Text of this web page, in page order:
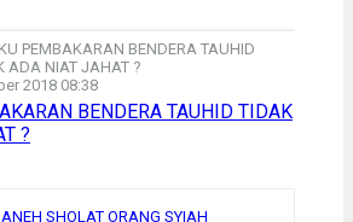
2018 08:38
BENDERA TAUHID TIDAK
?